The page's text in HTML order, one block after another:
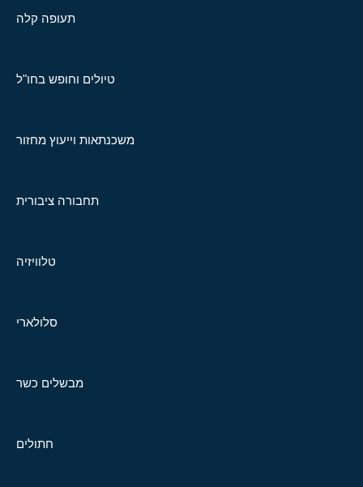
תעופה קלה
טיולים וחופש בחו"ל
משכנתאות וייעוץ מחזור
תחבורה ציבורית
טלוויזיה
סלולארי
מבשלים כשר
חתולים